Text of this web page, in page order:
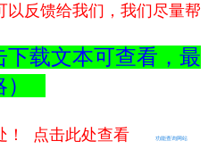
以反馈给我们，我们尽量帮
载文本可查看，最
）
！ 点击此处查看 功能查询网站